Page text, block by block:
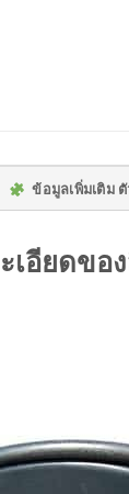
ข้อมูลเพิ่มเติม
เอียดขอ